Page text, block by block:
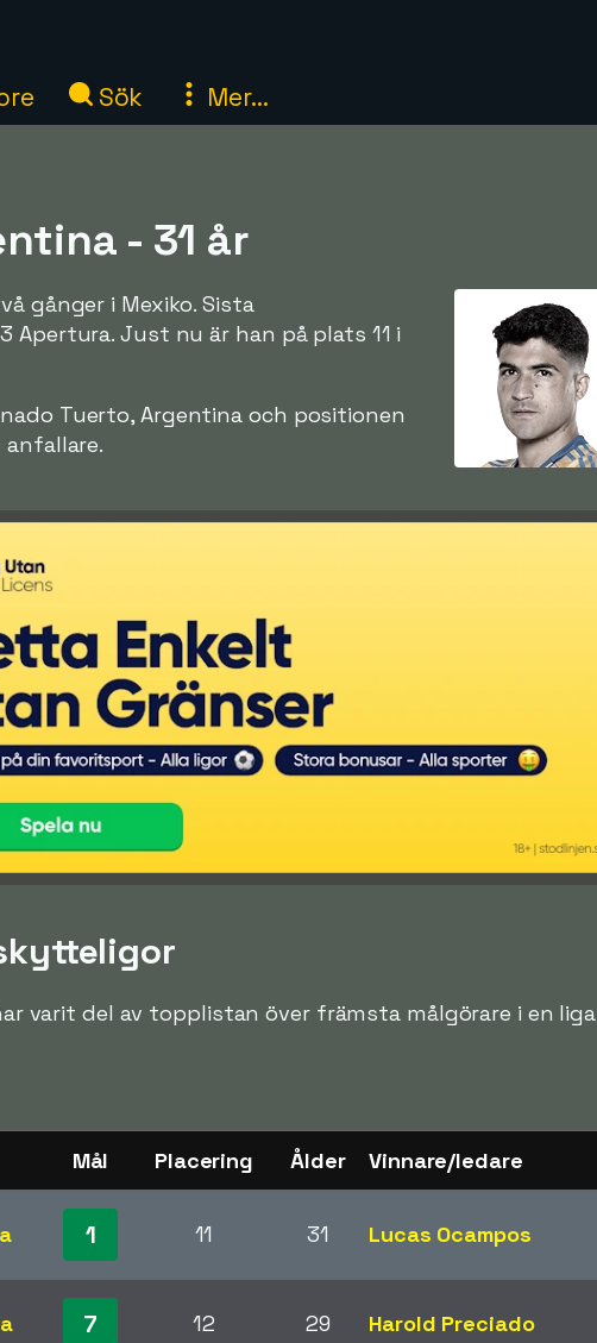
Sök Mer...
- 31 år
gånger i Mexiko. Sista
Apertura. Just nu är han på plats 11 i
Tuerto, Argentina och positionen
varit del av topplistan över främsta målgörare i en liga
Mål Placering Ålder Vinnare/ledare
1 11 31 Lucas Ocampos
7 12 29 Harold Preciado